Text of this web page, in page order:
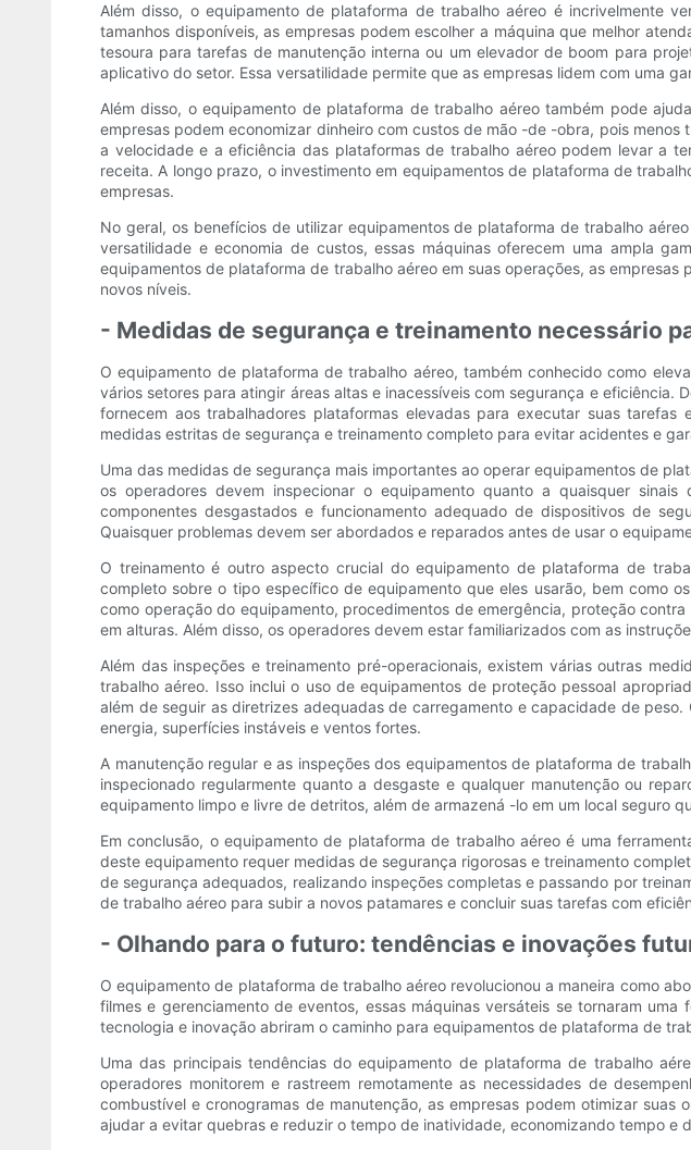
Além disso, o equipamento de plataforma de trabalho aéreo é incrivelmente
tamanhos disponíveis, as empresas podem escolher a máquina que melhor
tesoura para tarefas de manutenção interna ou um elevador de boom para
aplicativo do setor. Essa versatilidade permite que as empresas lidem com uma
Além disso, o equipamento de plataforma de trabalho aéreo também pode
empresas podem economizar dinheiro com custos de mão -de -obra, pois
a velocidade e a eficiência das plataformas de trabalho aéreo podem levar a
receita. A longo prazo, o investimento em equipamentos de plataforma de
empresas.
No geral, os benefícios de utilizar equipamentos de plataforma de trabalho
versatilidade e economia de custos, essas máquinas oferecem uma ampla
equipamentos de plataforma de trabalho aéreo em suas operações, as
novos níveis.
- Medidas de segurança e treinamento necessário
O equipamento de plataforma de trabalho aéreo, também conhecido como
vários setores para atingir áreas altas e inacessíveis com segurança e
fornecem aos trabalhadores plataformas elevadas para executar suas
medidas estritas de segurança e treinamento completo para evitar acidentes e
Uma das medidas de segurança mais importantes ao operar equipamentos de
os operadores devem inspecionar o equipamento quanto a quaisquer
componentes desgastados e funcionamento adequado de dispositivos de
Quaisquer problemas devem ser abordados e reparados antes de usar o
O treinamento é outro aspecto crucial do equipamento de plataforma de
completo sobre o tipo específico de equipamento que eles usarão, bem como
como operação do equipamento, procedimentos de emergência, proteção
em alturas. Além disso, os operadores devem estar familiarizados com as
Além das inspeções e treinamento pré-operacionais, existem várias outras
trabalho aéreo. Isso inclui o uso de equipamentos de proteção pessoal
além de seguir as diretrizes adequadas de carregamento e capacidade de
energia, superfícies instáveis ​​e ventos fortes.
A manutenção regular e as inspeções dos equipamentos de plataforma de
inspecionado regularmente quanto a desgaste e qualquer manutenção ou
equipamento limpo e livre de detritos, além de armazená -lo em um local seguro
Em conclusão, o equipamento de plataforma de trabalho aéreo é uma
deste equipamento requer medidas de segurança rigorosas e treinamento
de segurança adequados, realizando inspeções completas e passando por
de trabalho aéreo para subir a novos patamares e concluir suas tarefas com
- Olhando para o futuro: tendências e inovações
O equipamento de plataforma de trabalho aéreo revolucionou a maneira como
filmes e gerenciamento de eventos, essas máquinas versáteis se tornaram
tecnologia e inovação abriram o caminho para equipamentos de plataforma de
Uma das principais tendências do equipamento de plataforma de trabalho
operadores monitorem e rastreem remotamente as necessidades de
combustível e cronogramas de manutenção, as empresas podem otimizar
ajudar a evitar quebras e reduzir o tempo de inatividade, economizando tempo e